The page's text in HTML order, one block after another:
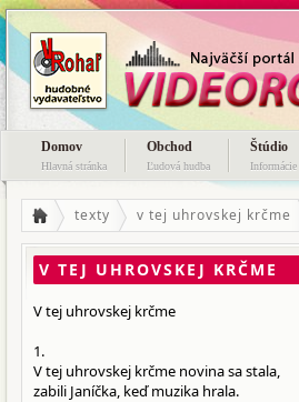
Domov
Hlavná stránka
Obchod
Ľudová hudba
Štúdio
Informácie
texty v tej uhrovskej krčme
V TEJ UHROVSKEJ KRČME
V tej uhrovskej krčme
1.
V tej uhrovskej krčme novina sa stala,
zabili Janíčka, keď muzika hrala.